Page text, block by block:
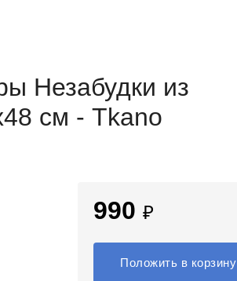
Незабудки из
см - Tkano
990 ₽
Положить в корзину